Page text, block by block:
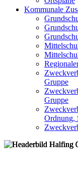
Kommunale
Gruppe
Gruppe
Ordnung,